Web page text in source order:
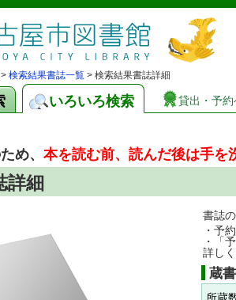
> 検索結果書誌一覧 > 検索結果書誌詳細
いろいろ検索 貸出・予約
め、 本を読む前、読んだ後は手を
詳細
書誌
・予
・「
詳し
蔵